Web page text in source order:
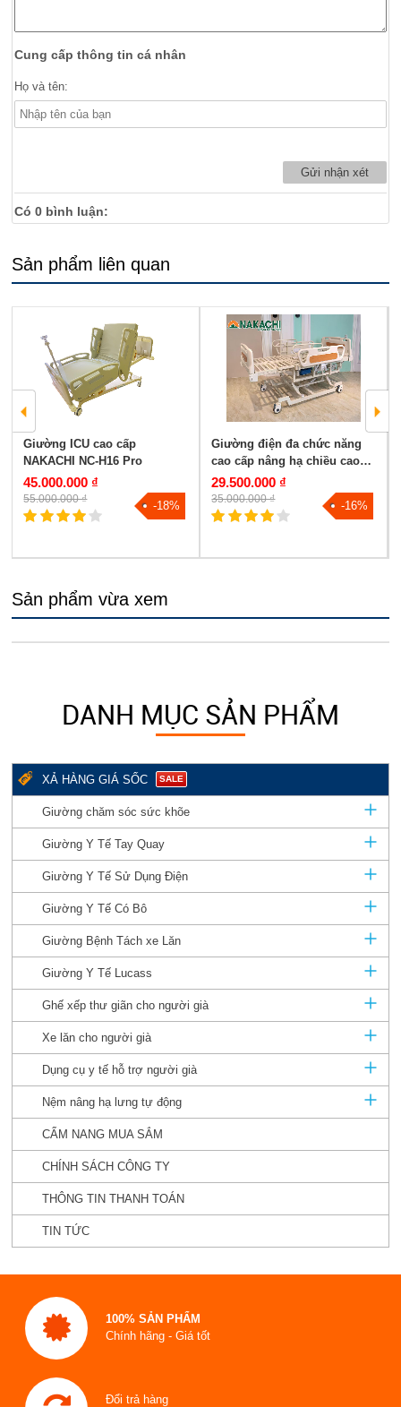
Cung cấp thông tin cá nhân
Họ và tên:
Có0 bình luận:
Sản phẩm liên quan
Giường ICU cao cấp
NAKACHI NC-H16 Pro
45.000.000 ₫
55.000.000 ₫
-18%
Giường điện đa chức năng
cao cấp nâng hạ chiều cao
NAKACHI NC-05DC
29.500.000 ₫
35.000.000 ₫
-16%
Sản phẩm vừa xem
DANH MỤC SẢN PHẨM
XẢ HÀNG GIÁ SỐC SALE
Giường chăm sóc sức khõe
Giường Y Tế Tay Quay
Giường Y Tế Sử Dụng Điện
Giường Y Tế Có Bô
Giường Bệnh Tách xe Lăn
Giường Y Tế Lucass
Ghế xếp thư giãn cho người già
Xe lăn cho người già
Dụng cụ y tế hỗ trợ người già
Nệm nâng hạ lưng tự động
CẨM NANG MUA SẮM
CHÍNH SÁCH CÔNG TY
THÔNG TIN THANH TOÁN
TIN TỨC
100% SẢN PHẨM
Chính hãng - Giá tốt
Đổi trả hàng